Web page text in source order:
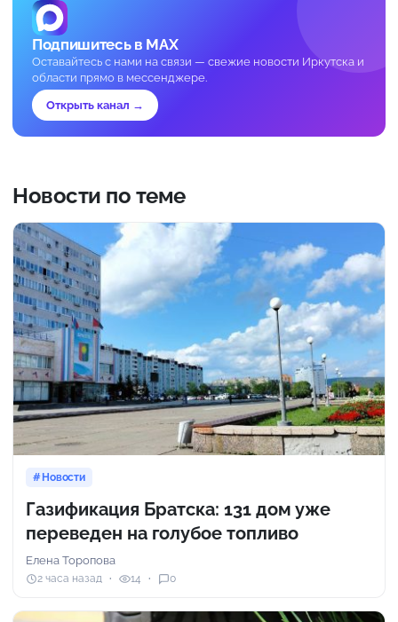
Подпишитесь в MAX
Оставайтесь с нами на связи — свежие новости Иркутска и
области прямо в мессенджере.
Открыть канал →
Новости по теме
Новости
Газификация Братска: 131 дом уже
переведен на голубое топливо
Елена Торопова
2 часа назад 14 0